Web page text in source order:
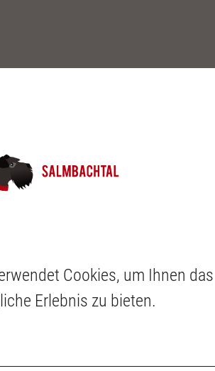
Cookies, um Ihnen das
Erlebnis zu bieten.
L-Wurf
F-Wurf
E-Wurf